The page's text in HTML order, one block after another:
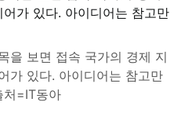
을 보면 접속 국가의 경제 지
가 있다. 아이디어는 참고만
=IT동아